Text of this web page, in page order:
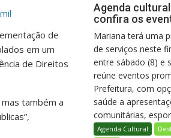
de
em um
de Direitos
também a
Agenda
confira os
Mariana terá uma
de serviços neste
entre sábado (8) e
reúne eventos
Prefeitura, com
saúde a
comunitárias,
Agenda Cultural